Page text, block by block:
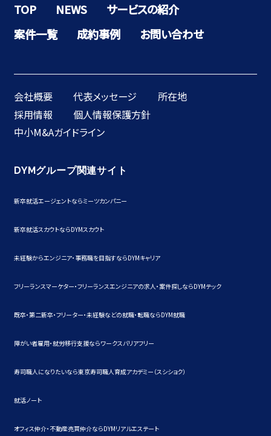
TOP NEWS
サービスの紹介
案件一覧
成約事例 お問い合わせ
会社概要 代表メッセージ
所在地
採用情報
個人情報保護方針
中小M&Aガイドライン
DYMグループ関連サイト
新卒就活エージェントならミーツカンパニー
新卒就活スカウトならDYMスカウト
未経験からエンジニア・事務職を目指すならDYMキャリア
フリーランスマーケター・フリーランスエンジニアの求人・案件探しならDYMテック
既卒・第二新卒・フリーター・未経験などの就職・転職ならDYM就職
障がい者雇用・就労移行支援ならワークスバリアフリー
寿司職人になりたいなら東京寿司職人育成アカデミー（スシショク）
就活ノート
オフィス仲介・不動産売買仲介ならDYMリアルエステート